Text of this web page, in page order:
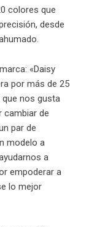
colores que
desde
«Daisy
por más de 25
nos gusta
cambiar de
par de
modelo a
a
empoderar a
lo mejor